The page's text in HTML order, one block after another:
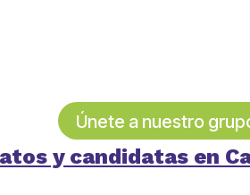
Únete a nuestro
y candidatas en